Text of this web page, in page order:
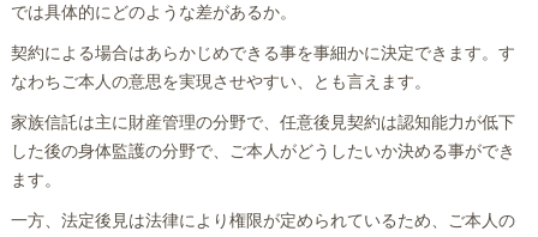
では具体的にどのような差があるか。
契約による場合はあらかじめできる事を事細かに決定できます。す
なわちご本人の意思を実現させやすい、とも言えます。
家族信託は主に財産管理の分野で、任意後見契約は認知能力が低下
した後の身体監護の分野で、ご本人がどうしたいか決める事ができ
ます。
一方、法定後見は法律により権限が定められているため、ご本人の